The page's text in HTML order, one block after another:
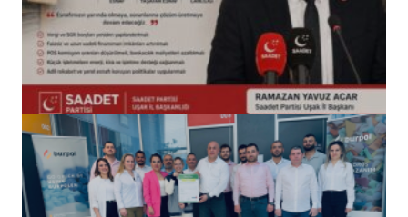
(başlıksız)
Alaattin Karahan tarafından 14/07/2026